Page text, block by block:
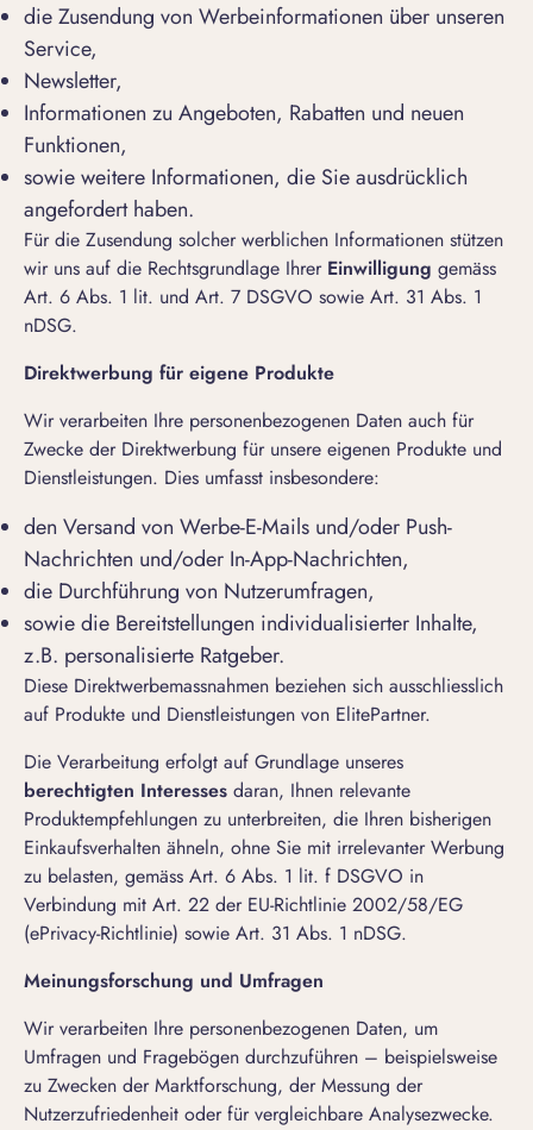
die Zusendung von Werbeinformationen über unseren
Service,
Newsletter,
Informationen zu Angeboten, Rabatten und neuen
Funktionen,
sowie weitere Informationen, die Sie ausdrücklich
angefordert haben.
Für die Zusendung solcher werblichen Informationen stützen
wir uns auf die Rechtsgrundlage Ihrer Einwilligung gemäss
Art. 6 Abs. 1 lit. und Art. 7 DSGVO sowie Art. 31 Abs. 1
nDSG.
Direktwerbung für eigene Produkte
Wir verarbeiten Ihre personenbezogenen Daten auch für
Zwecke der Direktwerbung für unsere eigenen Produkte und
Dienstleistungen. Dies umfasst insbesondere:
den Versand von Werbe-E-Mails und/oder Push-
Nachrichten und/oder In-App-Nachrichten,
die Durchführung von Nutzerumfragen,
sowie die Bereitstellungen individualisierter Inhalte,
z.B. personalisierte Ratgeber.
Diese Direktwerbemassnahmen beziehen sich ausschliesslich
auf Produkte und Dienstleistungen von ElitePartner.
Die Verarbeitung erfolgt auf Grundlage unseres
berechtigten Interesses daran, Ihnen relevante
Produktempfehlungen zu unterbreiten, die Ihren bisherigen
Einkaufsverhalten ähneln, ohne Sie mit irrelevanter Werbung
zu belasten, gemäss Art. 6 Abs. 1 lit. f DSGVO in
Verbindung mit Art. 22 der EU-Richtlinie 2002/58/EG
(ePrivacy-Richtlinie) sowie Art. 31 Abs. 1 nDSG.
Meinungsforschung und Umfragen
Wir verarbeiten Ihre personenbezogenen Daten, um
Umfragen und Fragebögen durchzuführen – beispielsweise
zu Zwecken der Marktforschung, der Messung der
Nutzerzufriedenheit oder für vergleichbare Analysezwecke.